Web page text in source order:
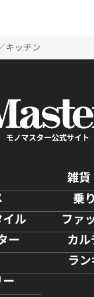
キッチン
モノマスター公式サイト
雑貨
乗
ル
ファ
ー
カ
ラ